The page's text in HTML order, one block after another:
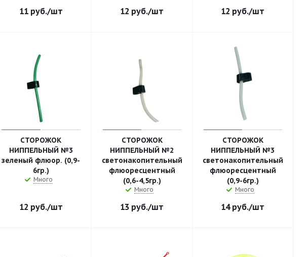
11руб./шт 12 руб./шт 12 руб./шт
СТОРОЖОК
НИППЕЛЬНЫЙ №3
зеленый флюор. (0,9-
6гр.)
Много
12 руб./шт
СТОРОЖОК
НИППЕЛЬНЫЙ №2
светонакопительный
флюоресцентный
(0,6-4,5гр.)
Много
13 руб./шт
СТОРОЖОК
НИППЕЛЬНЫЙ №3
светонакопительный
флюоресцентный
(0,9-6гр.)
Много
14руб./шт